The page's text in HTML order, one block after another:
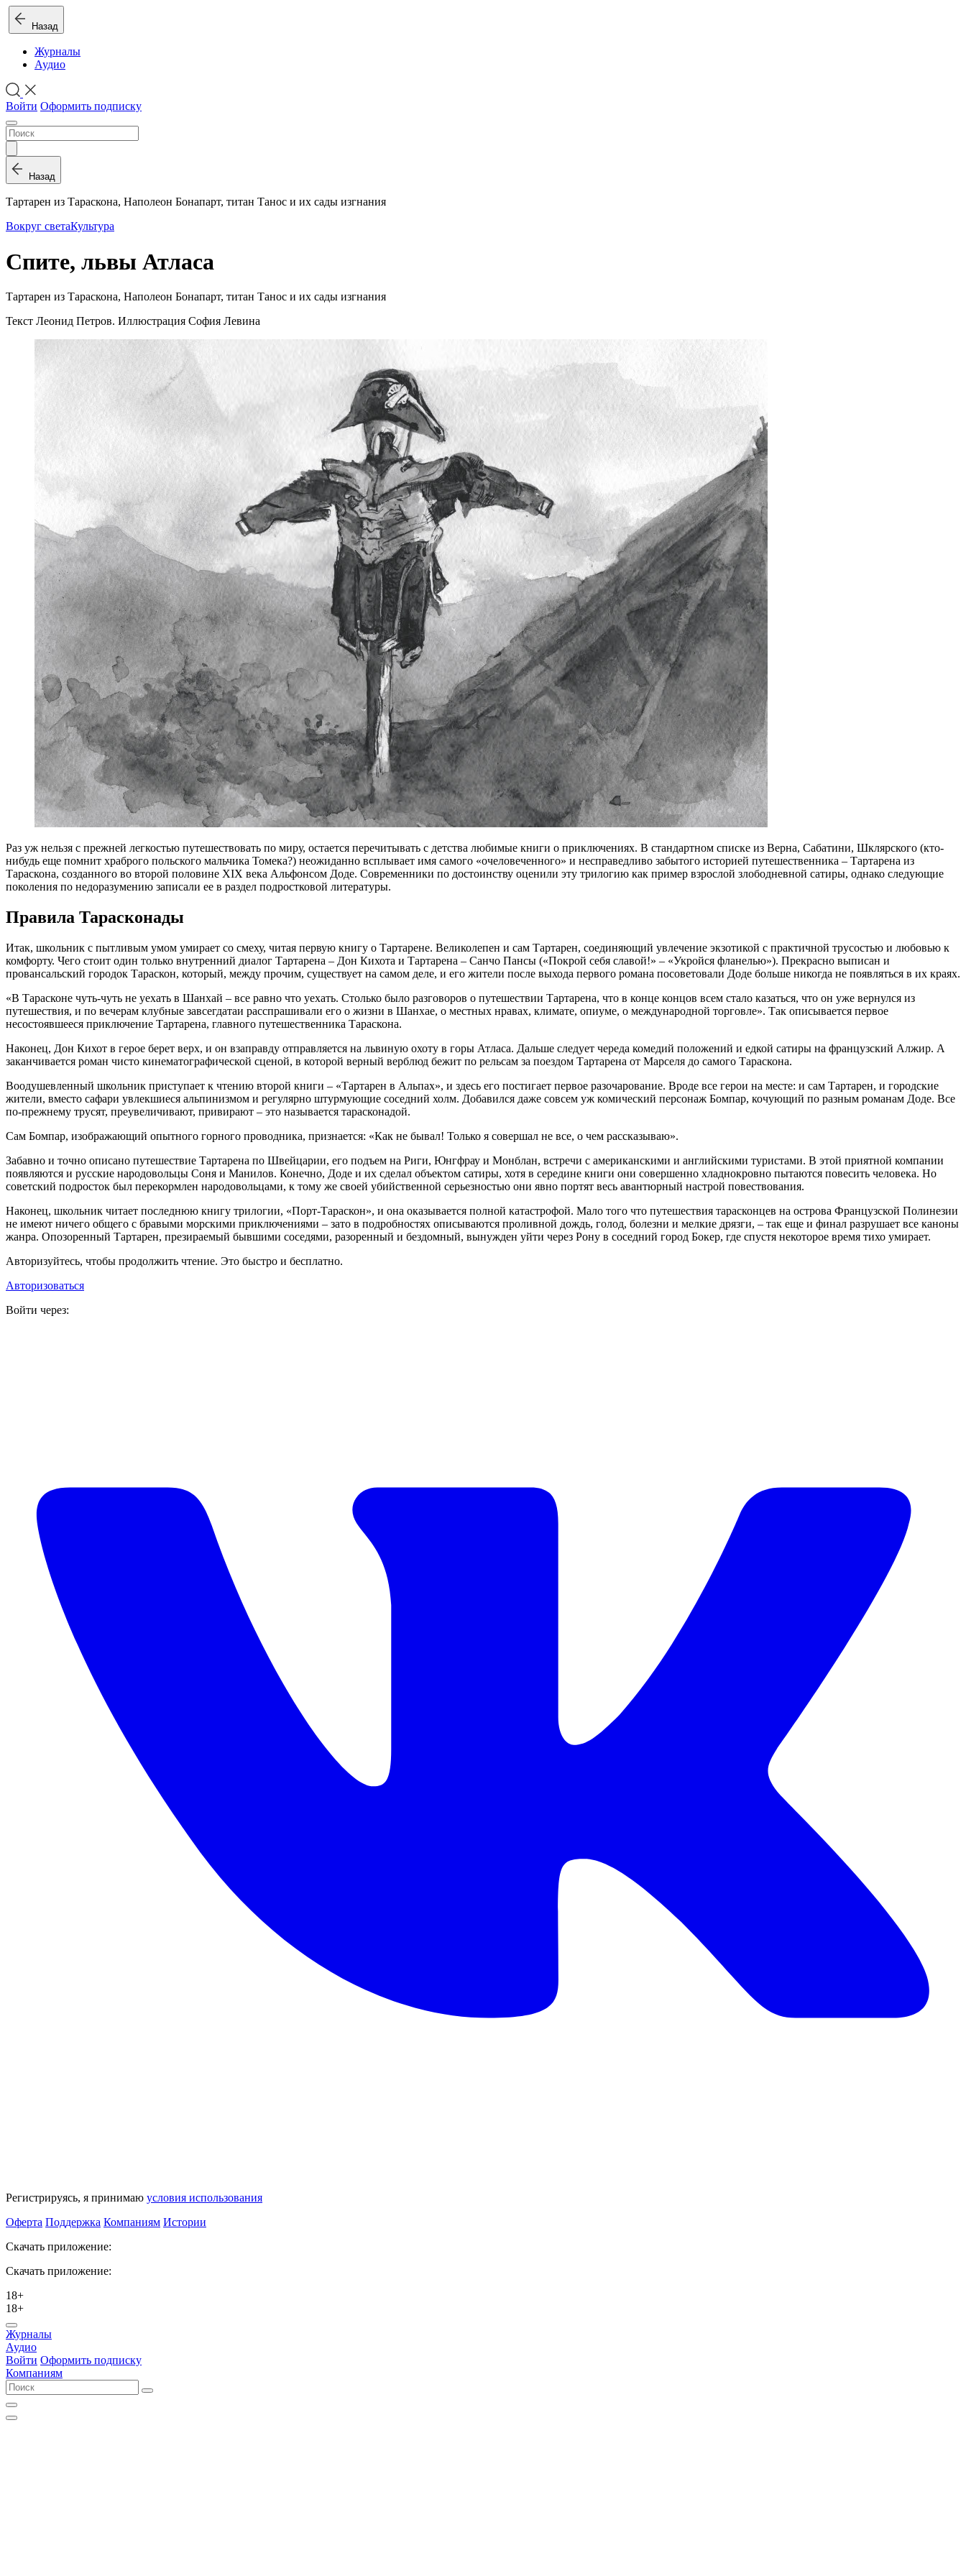
Назад
Журналы
Аудио
Войти Оформить подписку
Назад
Тартарен из Тараскона, Наполеон Бонапарт, титан Танос и их сады изгнания
Вокруг светаКультура
Спите, львы Атласа
Тартарен из Тараскона, Наполеон Бонапарт, титан Танос и их сады изгнания
Текст Леонид Петров. Иллюстрация София Левина
Раз уж нельзя с прежней легкостью путешествовать по миру, остается перечитывать с детства любимые книги о приключениях. В стандартном списке из Верна, Сабатини, Шклярского (кто-
нибудь еще помнит храброго польского мальчика Томека?) неожиданно всплывает имя самого «очеловеченного» и несправедливо забытого историей путешественника – Тартарена из
Тараскона, созданного во второй половине XIX века Альфонсом Доде. Современники по достоинству оценили эту трилогию как пример взрослой злободневной сатиры, однако следующие
поколения по недоразумению записали ее в раздел подростковой литературы.
Правила Тарасконады
Итак, школьник с пытливым умом умирает со смеху, читая первую книгу о Тартарене. Великолепен и сам Тартарен, соединяющий увлечение экзотикой с практичной трусостью и любовью к
комфорту. Чего стоит один только внутренний диалог Тартарена – Дон Кихота и Тартарена – Санчо Пансы («Покрой себя славой!» – «Укройся фланелью»). Прекрасно выписан и
провансальский городок Тараскон, который, между прочим, существует на самом деле, и его жители после выхода первого романа посоветовали Доде больше никогда не появляться в их краях.
«В Тарасконе чуть-чуть не уехать в Шанхай – все равно что уехать. Столько было разговоров о путешествии Тартарена, что в конце концов всем стало казаться, что он уже вернулся из
путешествия, и по вечерам клубные завсегдатаи расспрашивали его о жизни в Шанхае, о местных нравах, климате, опиуме, о международной торговле». Так описывается первое
несостоявшееся приключение Тартарена, главного путешественника Тараскона.
Наконец, Дон Кихот в герое берет верх, и он взаправду отправляется на львиную охоту в горы Атласа. Дальше следует череда комедий положений и едкой сатиры на французский Алжир. А
заканчивается роман чисто кинематографической сценой, в которой верный верблюд бежит по рельсам за поездом Тартарена от Марселя до самого Тараскона.
Воодушевленный школьник приступает к чтению второй книги – «Тартарен в Альпах», и здесь его постигает первое разочарование. Вроде все герои на месте: и сам Тартарен, и городские
жители, вместо сафари увлекшиеся альпинизмом и регулярно штурмующие соседний холм. Добавился даже совсем уж комический персонаж Бомпар, кочующий по разным романам Доде. Все
по-прежнему трусят, преувеличивают, привирают – это называется тарасконадой.
Сам Бомпар, изображающий опытного горного проводника, признается: «Как не бывал! Только я совершал не все, о чем рассказываю».
Забавно и точно описано путешествие Тартарена по Швейцарии, его подъем на Риги, Юнгфрау и Монблан, встречи с американскими и английскими туристами. В этой приятной компании
появляются и русские народовольцы Соня и Манилов. Конечно, Доде и их сделал объектом сатиры, хотя в середине книги они совершенно хладнокровно пытаются повесить человека. Но
советский подросток был перекормлен народовольцами, к тому же своей убийственной серьезностью они явно портят весь авантюрный настрой повествования.
Наконец, школьник читает последнюю книгу трилогии, «Порт-Тараскон», и она оказывается полной катастрофой. Мало того что путешествия тарасконцев на острова Французской Полинезии
не имеют ничего общего с бравыми морскими приключениями – зато в подробностях описываются проливной дождь, голод, болезни и мелкие дрязги, – так еще и финал разрушает все каноны
жанра. Опозоренный Тартарен, презираемый бывшими соседями, разоренный и бездомный, вынужден уйти через Рону в соседний город Бокер, где спустя некоторое время тихо умирает.
Авторизуйтесь, чтобы продолжить чтение. Это быстро и бесплатно.
Авторизоваться
Войти через:
Регистрируясь, я принимаю условия использования
Оферта Поддержка Компаниям Истории
Скачать приложение:
Скачать приложение:
18+
18+
Журналы
Аудио
Войти Оформить подписку
Компаниям